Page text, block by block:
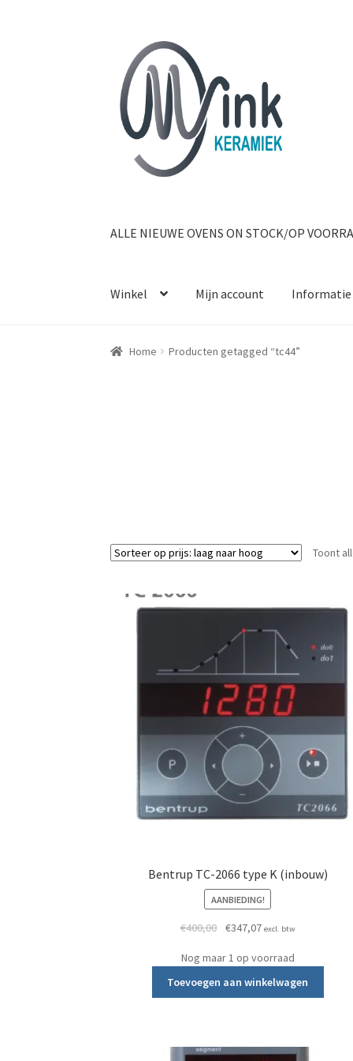
Ga door naar navigatie
Ga naar de inhoud
ALLE NIEUWE OVENS ON STOCK/OP
Winkel Mijn account Informatie
Home Producten getagged “tc44”
Toont
Bentrup TC-2066 type K (inbouw)
AANBIEDING!
€400,00 Oorspronkelijke prijs was:
€347,07Huidige prijs is:
excl. btw
Nog maar 1 op voorraad
Toevoegen aan winkelwagen